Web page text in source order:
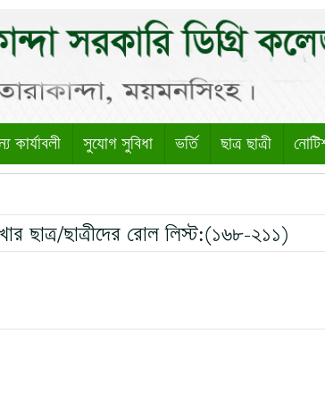
কার্যাবলী সুযোগ সুবিধা ভর্তি ছাত্র ছাত্রী
ছাত্র/ছাত্রীদের রোল লিস্ট:(১৬৮-২১১)